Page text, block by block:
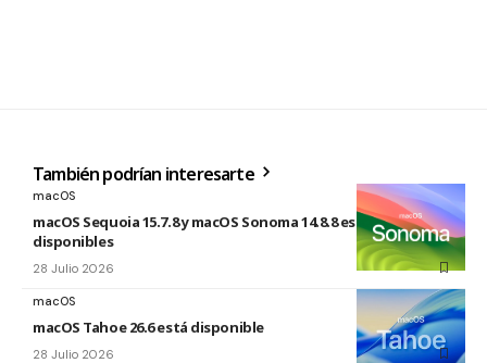
También podrían interesarte
macOS
macOS Sequoia 15.7.8 y macOS Sonoma 14.8.8 están
disponibles
28 Julio 2026
macOS
macOS Tahoe 26.6 está disponible
28 Julio 2026